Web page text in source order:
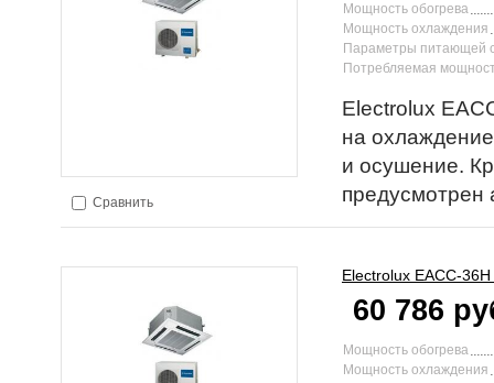
Сравнить
Мощность обогрева
Мощность охлаждения
Параметры питающей
Потребляемая
Electrolux
на
и осушение.
предусмотрен
Electrolux EACC-
60 786
Мощность обогрева
Мощность охлаждения